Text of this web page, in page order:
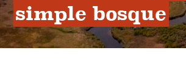
simple bosque